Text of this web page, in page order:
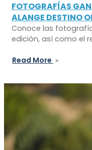
FOTOGRAFÍAS
ALANGE DESTINO
Conoce las
edición, así como el
Read More